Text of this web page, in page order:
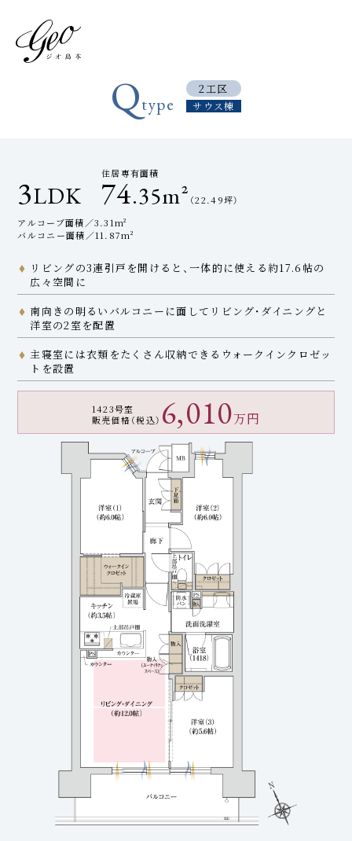
Qtype
2工区
サウス棟
3LDK
住居専有面積
74.35m² （22.49坪）
アルコーブ面積／3.31m²
バルコニー面積／11.87m²
リビングの3連引戸を開けると、一体的に使える約17.6帖の
広々空間に
南向きの明るいバルコニーに面してリビング・ダイニングと
洋室の2室を配置
主寝室には衣類をたくさん収納できるウォークインクロゼッ
トを設置
1423号室
販売価格（税込） 6,010万円